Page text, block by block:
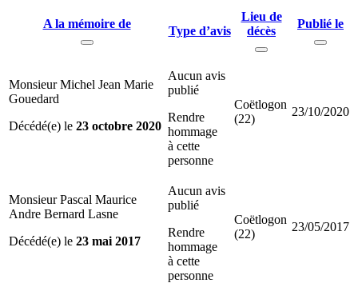
A la mémoire de
Type d’avis
Lieu de
décès
Publié le
Monsieur Michel Jean Marie
Gouedard
Décédé(e) le 23 octobre 2020
Aucun avis
publié
Rendre
hommage
à cette
personne
Coëtlogon
(22)
23/10/2020
Monsieur Pascal Maurice
Andre Bernard Lasne
Décédé(e) le 23 mai 2017
Aucun avis
publié
Rendre
hommage
à cette
personne
Coëtlogon
(22)
23/05/2017